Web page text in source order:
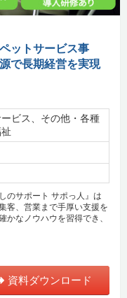
ットサービス事
で長期経営を実現
ビス、その他・各種
のサポート サポっ人』は
客、営業まで手厚い支援を
かなノウハウを習得でき、
資料ダウンロード